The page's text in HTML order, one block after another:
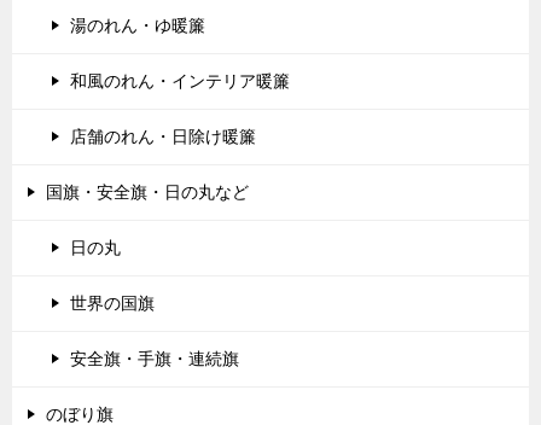
湯のれん・ゆ暖簾
和風のれん・インテリア暖簾
店舗のれん・日除け暖簾
国旗・安全旗・日の丸など
日の丸
世界の国旗
安全旗・手旗・連続旗
のぼり旗